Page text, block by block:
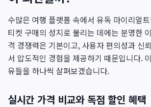
수많은 여행 플랫폼 속에서 유독 마이리얼
티켓 구매의 성지로 불리는 데에는 분명한
격 경쟁력은 기본이고, 사용자 편의성과 신
서 압도적인 경험을 제공하기 때문입니다.
유들을 하나씩 살펴보겠습니다.
실시간 가격 비교와 독점 할인 혜택